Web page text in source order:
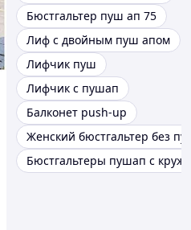
Бюстгальтер пуш ап 75
Лиф с двойным пуш апом
Лифчик пуш
Лифчик с пушап
Балконет push-up
Женский бюстгальтер без
Бюстгальтеры пушап с